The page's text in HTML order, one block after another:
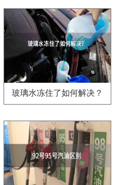
玻璃水冻住了如何解决？